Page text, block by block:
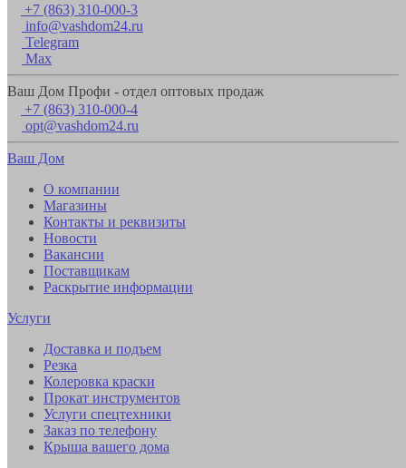
+7 (863) 310-000-3
info@vashdom24.ru
Telegram
Max
Ваш Дом Профи - отдел оптовых продаж
+7 (863) 310-000-4
opt@vashdom24.ru
Ваш Дом
О компании
Магазины
Контакты и реквизиты
Новости
Вакансии
Поставщикам
Раскрытие информации
Услуги
Доставка и подъем
Резка
Колеровка краски
Прокат инструментов
Услуги спецтехники
Заказ по телефону
Крыша вашего дома